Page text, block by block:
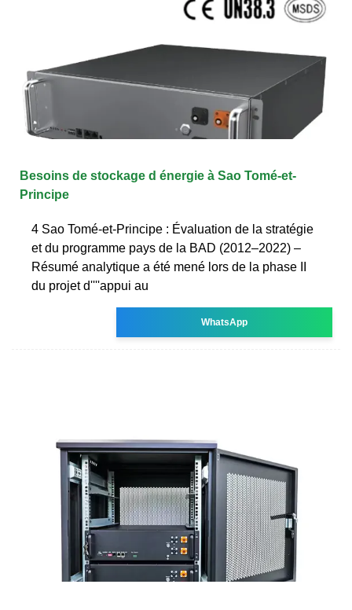
Besoins de stockage d énergie à Sao Tomé-et-
Principe
4 Sao Tomé-et-Principe : Évaluation de la stratégie
et du programme pays de la BAD (2012–2022) –
Résumé analytique a été mené lors de la phase II
du projet d''''appui au
WhatsApp